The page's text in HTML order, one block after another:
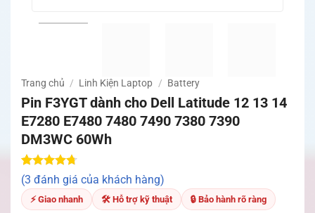
Trang chủ / Linh Kiện Laptop / Battery
Pin F3YGT dành cho Dell Latitude 12 13 14
E7280 E7480 7480 7490 7380 7390
DM3WC 60Wh
4.67trên
5 dựa trên
3
đánh giá
(3 đánh giá của khách hàng)
⚡ Giao nhanh 🛠 Hỗ trợ kỹ thuật 🔒 Bảo hành rõ ràng